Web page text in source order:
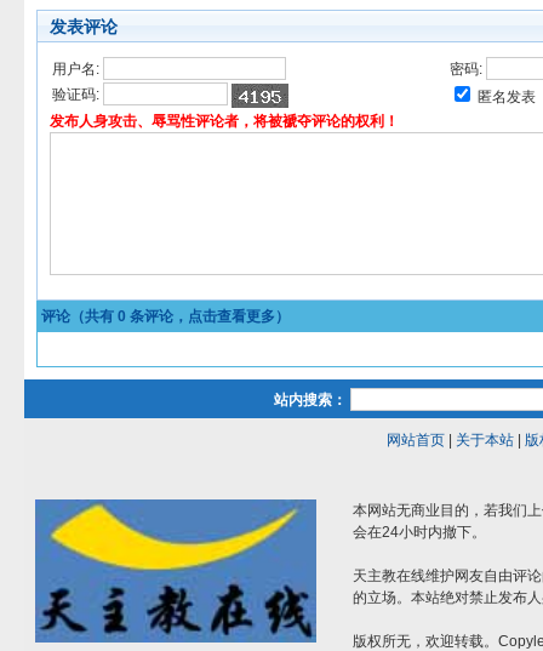
发表评论
用户名:
密码:
验证码:
匿名发表
发布人身攻击、辱骂性评论者，将被褫夺评论的权利！
评论（共有 0 条评论，点击查看更多）
站内搜索：
网站首页| 关于本站| 版
本网站无商业目的，若我们
会在24小时内撤下。
天主教在线维护网友自由评
的立场。本站绝对禁止发布
版权所无，欢迎转载。